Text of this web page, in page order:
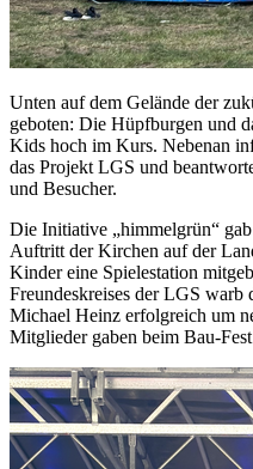
Unten auf dem Gelände der
geboten: Die Hüpfburgen und
Kids hoch im Kurs. Nebenan
das Projekt LGS und
und Besucher.
Die Initiative „himmelgrün“
Auftritt der Kirchen auf der
Kinder eine Spielestation
Freundeskreises der LGS warb
Michael Heinz erfolgreich um
Mitglieder gaben beim Bau-